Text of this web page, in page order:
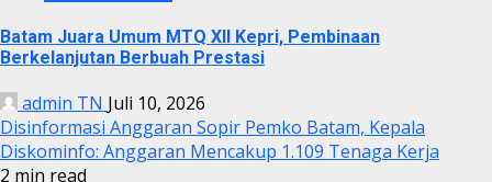
Batam Juara Umum MTQ XII Kepri, Pembinaan
Berkelanjutan Berbuah Prestasi
admin TN Juli 10, 2026
Disinformasi Anggaran Sopir Pemko Batam, Kepala
Diskominfo: Anggaran Mencakup 1.109 Tenaga Kerja
2 min read